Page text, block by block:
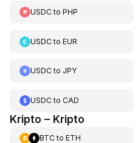
USDCto PHP
USDCto EUR
USDCto JPY
USDCto CAD
Kripto – Kripto
BTCto ETH